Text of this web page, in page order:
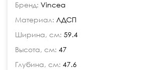
Бренд: Vincea
Материал: ЛДСП
Ширина, см: 59.4
Высота, см: 47
Глубина, см: 47.6